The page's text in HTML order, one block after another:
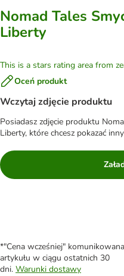
Nomad Tales
Liberty
This is a stars rating area from
Oceń produkt
Wczytaj zdjęcie produktu
Posiadasz zdjęcie produktu
Liberty, które chcesz pokazać
*"Cena wcześniej"
artykułu w ciągu ostatnich 30
dni. Warunki dostawy